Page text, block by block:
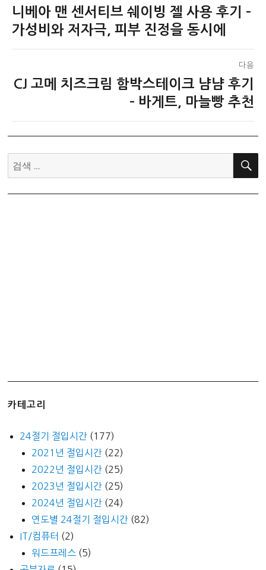
탐
색
이
전
니베아 맨 센서티브 쉐이빙 젤 사용 후기 –
가성비와 저자극, 피부 진정을 동시에
다음
다
CJ 고메 치즈크림 함박스테이크 냠냠 후기
– 바게트, 마늘빵 추천
검
색:
검
카테고리
24절기 절입시간 (177)
2021년 절입시간 (22)
2022년 절입시간 (25)
2023년 절입시간 (25)
2024년 절입시간 (24)
연도별 24절기 절입시간 (82)
IT/컴퓨터 (2)
워드프레스 (5)